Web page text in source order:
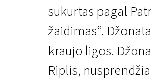
sukurtas pagal
žaidimas“.
kraujo ligos.
Riplis,